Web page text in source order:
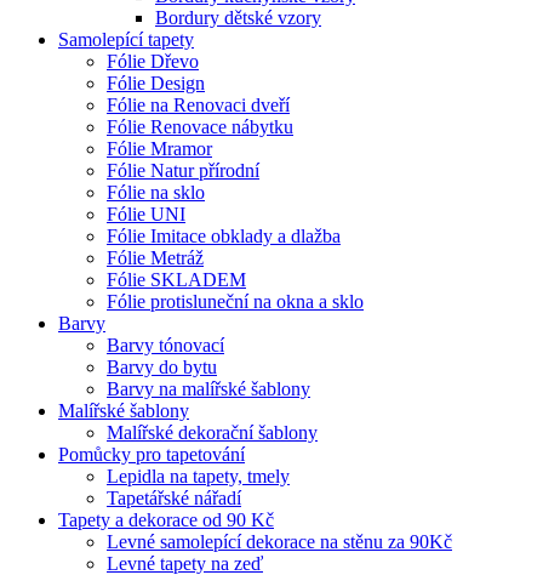
Bordury dětské vzory
Samolepící tapety
Fólie Dřevo
Fólie Design
Fólie na Renovaci dveří
Fólie Renovace nábytku
Fólie Mramor
Fólie Natur přírodní
Fólie na sklo
Fólie UNI
Fólie Imitace obklady a dlažba
Fólie Metráž
Fólie SKLADEM
Fólie protisluneční na okna a sklo
Barvy
Barvy tónovací
Barvy do bytu
Barvy na malířské šablony
Malířské šablony
Malířské dekorační šablony
Pomůcky pro tapetování
Lepidla na tapety, tmely
Tapetářské nářadí
Tapety a dekorace od 90 Kč
Levné samolepící dekorace na stěnu za 90Kč
Levné tapety na zeď